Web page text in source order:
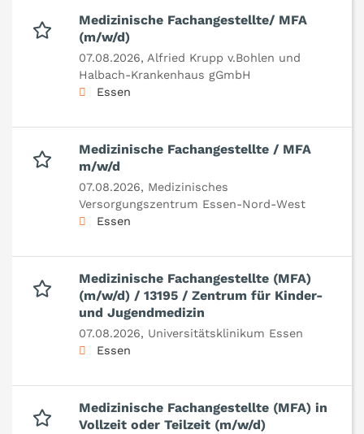
Medizinische Fachangestellte/ MFA
(m/w/d)
07.08.2026, Alfried Krupp v.Bohlen und
Halbach-Krankenhaus gGmbH
Essen
Medizinische Fachangestellte / MFA
m/w/d
07.08.2026, Medizinisches
Versorgungszentrum Essen-Nord-West
Essen
Medizinische Fachangestellte (MFA)
(m/w/d) / 13195 / Zentrum für Kinder-
und Jugendmedizin
07.08.2026, Universitätsklinikum Essen
Essen
Medizinische Fachangestellte (MFA) in
Vollzeit oder Teilzeit (m/w/d)